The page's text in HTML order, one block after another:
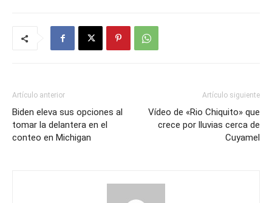
Artículo anterior
Biden eleva sus opciones al
tomar la delantera en el
conteo en Michigan
Artículo siguiente
Vídeo de «Rio Chiquito» que
crece por lluvias cerca de
Cuyamel